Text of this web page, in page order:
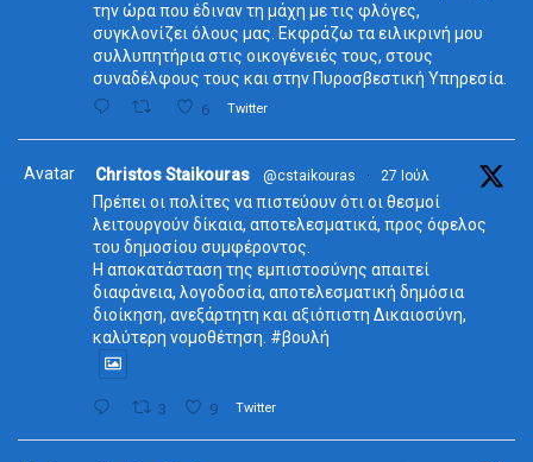
την ώρα που έδιναν τη μάχη με τις φλόγες,
συγκλονίζει όλους μας. Εκφράζω τα ειλικρινή μου
συλλυπητήρια στις οικογένειές τους, στους
συναδέλφους τους και στην Πυροσβεστική Υπηρεσία.
6 Twitter
Avatar Christos Staikouras @cstaikouras · 27 Ιούλ
Πρέπει οι πολίτες να πιστεύουν ότι οι θεσμοί
λειτουργούν δίκαια, αποτελεσματικά, προς όφελος
του δημοσίου συμφέροντος.
Η αποκατάσταση της εμπιστοσύνης απαιτεί
διαφάνεια, λογοδοσία, αποτελεσματική δημόσια
διοίκηση, ανεξάρτητη και αξιόπιστη Δικαιοσύνη,
καλύτερη νομοθέτηση. #βουλή
3 9 Twitter